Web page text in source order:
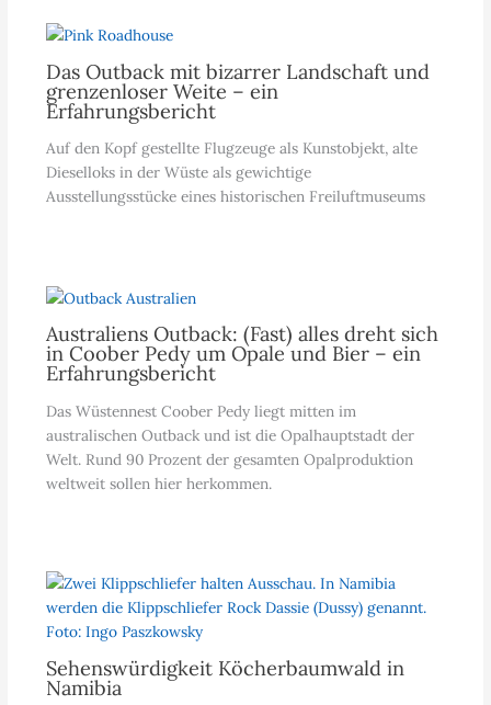
Das Outback mit bizarrer Landschaft und
grenzenloser Weite – ein
Erfahrungsbericht
Auf den Kopf gestellte Flugzeuge als Kunstobjekt, alte
Dieselloks in der Wüste als gewichtige
Ausstellungsstücke eines historischen Freiluftmuseums
Australiens Outback: (Fast) alles dreht sich
in Coober Pedy um Opale und Bier – ein
Erfahrungsbericht
Das Wüstennest Coober Pedy liegt mitten im
australischen Outback und ist die Opalhauptstadt der
Welt. Rund 90 Prozent der gesamten Opalproduktion
weltweit sollen hier herkommen.
Sehenswürdigkeit Köcherbaumwald in
Namibia